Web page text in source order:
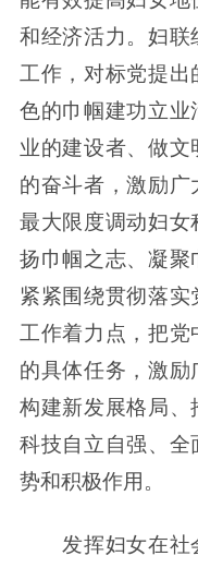
和经济活力。妇联
工作，对标党提
色的巾帼建功立
业的建设者、做
的奋斗者，激励广
最大限度调动妇女
扬巾帼之志、凝聚
紧紧围绕贯彻落
工作着力点，把
的具体任务，激励
构建新发展格局
科技自立自强、
势和积极作用。
发挥妇女在社